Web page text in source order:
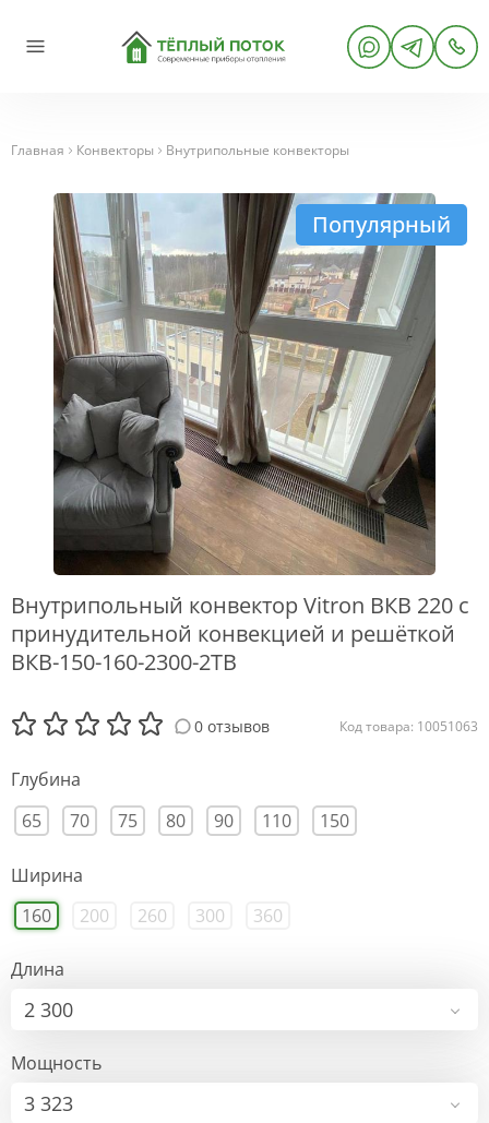
Главная Конвекторы Внутрипольные конвекторы
Популярный
Внутрипольный конвектор Vitron ВКВ 220 с
принудительной конвекцией и решёткой
ВКВ-150-160-2300-2ТВ
0 отзывов Код товара: 10051063
Глубина
65
70 75 80 90 110 150
Ширина
160
200 260 300 360
Длина
2 300
Мощность
3 323